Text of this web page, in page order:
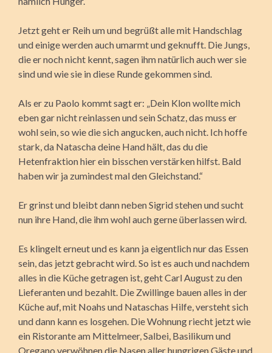
Jetzt geht er Reih um und begrüßt alle mit Handschlag
und einige werden auch umarmt und geknufft. Die Jungs,
die er noch nicht kennt, sagen ihm natürlich auch wer sie
sind und wie sie in diese Runde gekommen sind.
Als er zu Paolo kommt sagt er: „Dein Klon wollte mich
eben gar nicht reinlassen und sein Schatz, das muss er
wohl sein, so wie die sich angucken, auch nicht. Ich hoffe
stark, da Natascha deine Hand hält, das du die
Hetenfraktion hier ein bisschen verstärken hilfst. Bald
haben wir ja zumindest mal den Gleichstand.“
Er grinst und bleibt dann neben Sigrid stehen und sucht
nun ihre Hand, die ihm wohl auch gerne überlassen wird.
Es klingelt erneut und es kann ja eigentlich nur das Essen
sein, das jetzt gebracht wird. So ist es auch und nachdem
alles in die Küche getragen ist, geht Carl August zu den
Lieferanten und bezahlt. Die Zwillinge bauen alles in der
Küche auf, mit Noahs und Nataschas Hilfe, versteht sich
und dann kann es losgehen. Die Wohnung riecht jetzt wie
ein Ristorante am Mittelmeer, Salbei, Basilikum und
Oregano verwöhnen die Nasen aller hungrigen Gäste und